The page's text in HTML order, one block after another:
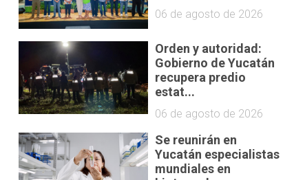
06 de agosto de 2026
Orden y autoridad:
Gobierno de Yucatán
recupera predio
estat...
06 de agosto de 2026
Se reunirán en
Yucatán especialistas
mundiales en